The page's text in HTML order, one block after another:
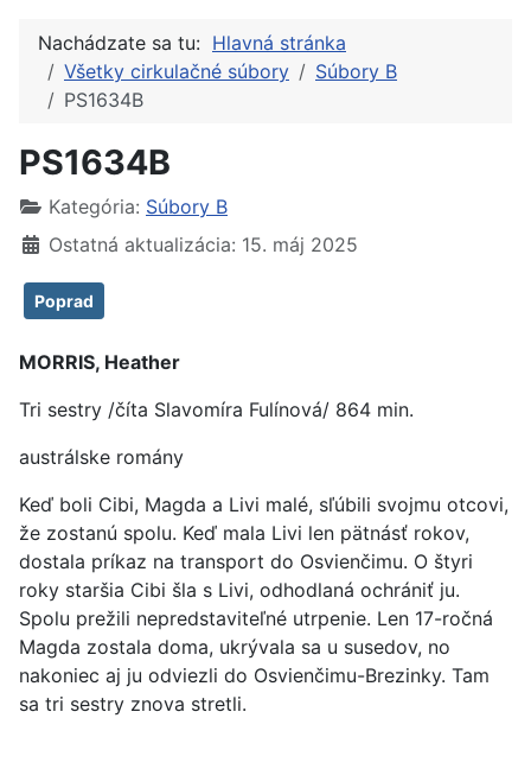
Nachádzate sa tu: Hlavná stránka
Všetky cirkulačné súbory
Súbory B
PS1634B
PS1634B
Kategória: Súbory B
Ostatná aktualizácia: 15. máj 2025
Poprad
MORRIS, Heather
Tri sestry /číta Slavomíra Fulínová/ 864 min.
austrálske romány
Keď boli Cibi, Magda a Livi malé, sľúbili svojmu otcovi,
že zostanú spolu. Keď mala Livi len pätnásť rokov,
dostala príkaz na transport do Osvienčimu. O štyri
roky staršia Cibi šla s Livi, odhodlaná ochrániť ju.
Spolu prežili nepredstaviteľné utrpenie. Len 17-ročná
Magda zostala doma, ukrývala sa u susedov, no
nakoniec aj ju odviezli do Osvienčimu-Brezinky. Tam
sa tri sestry znova stretli.